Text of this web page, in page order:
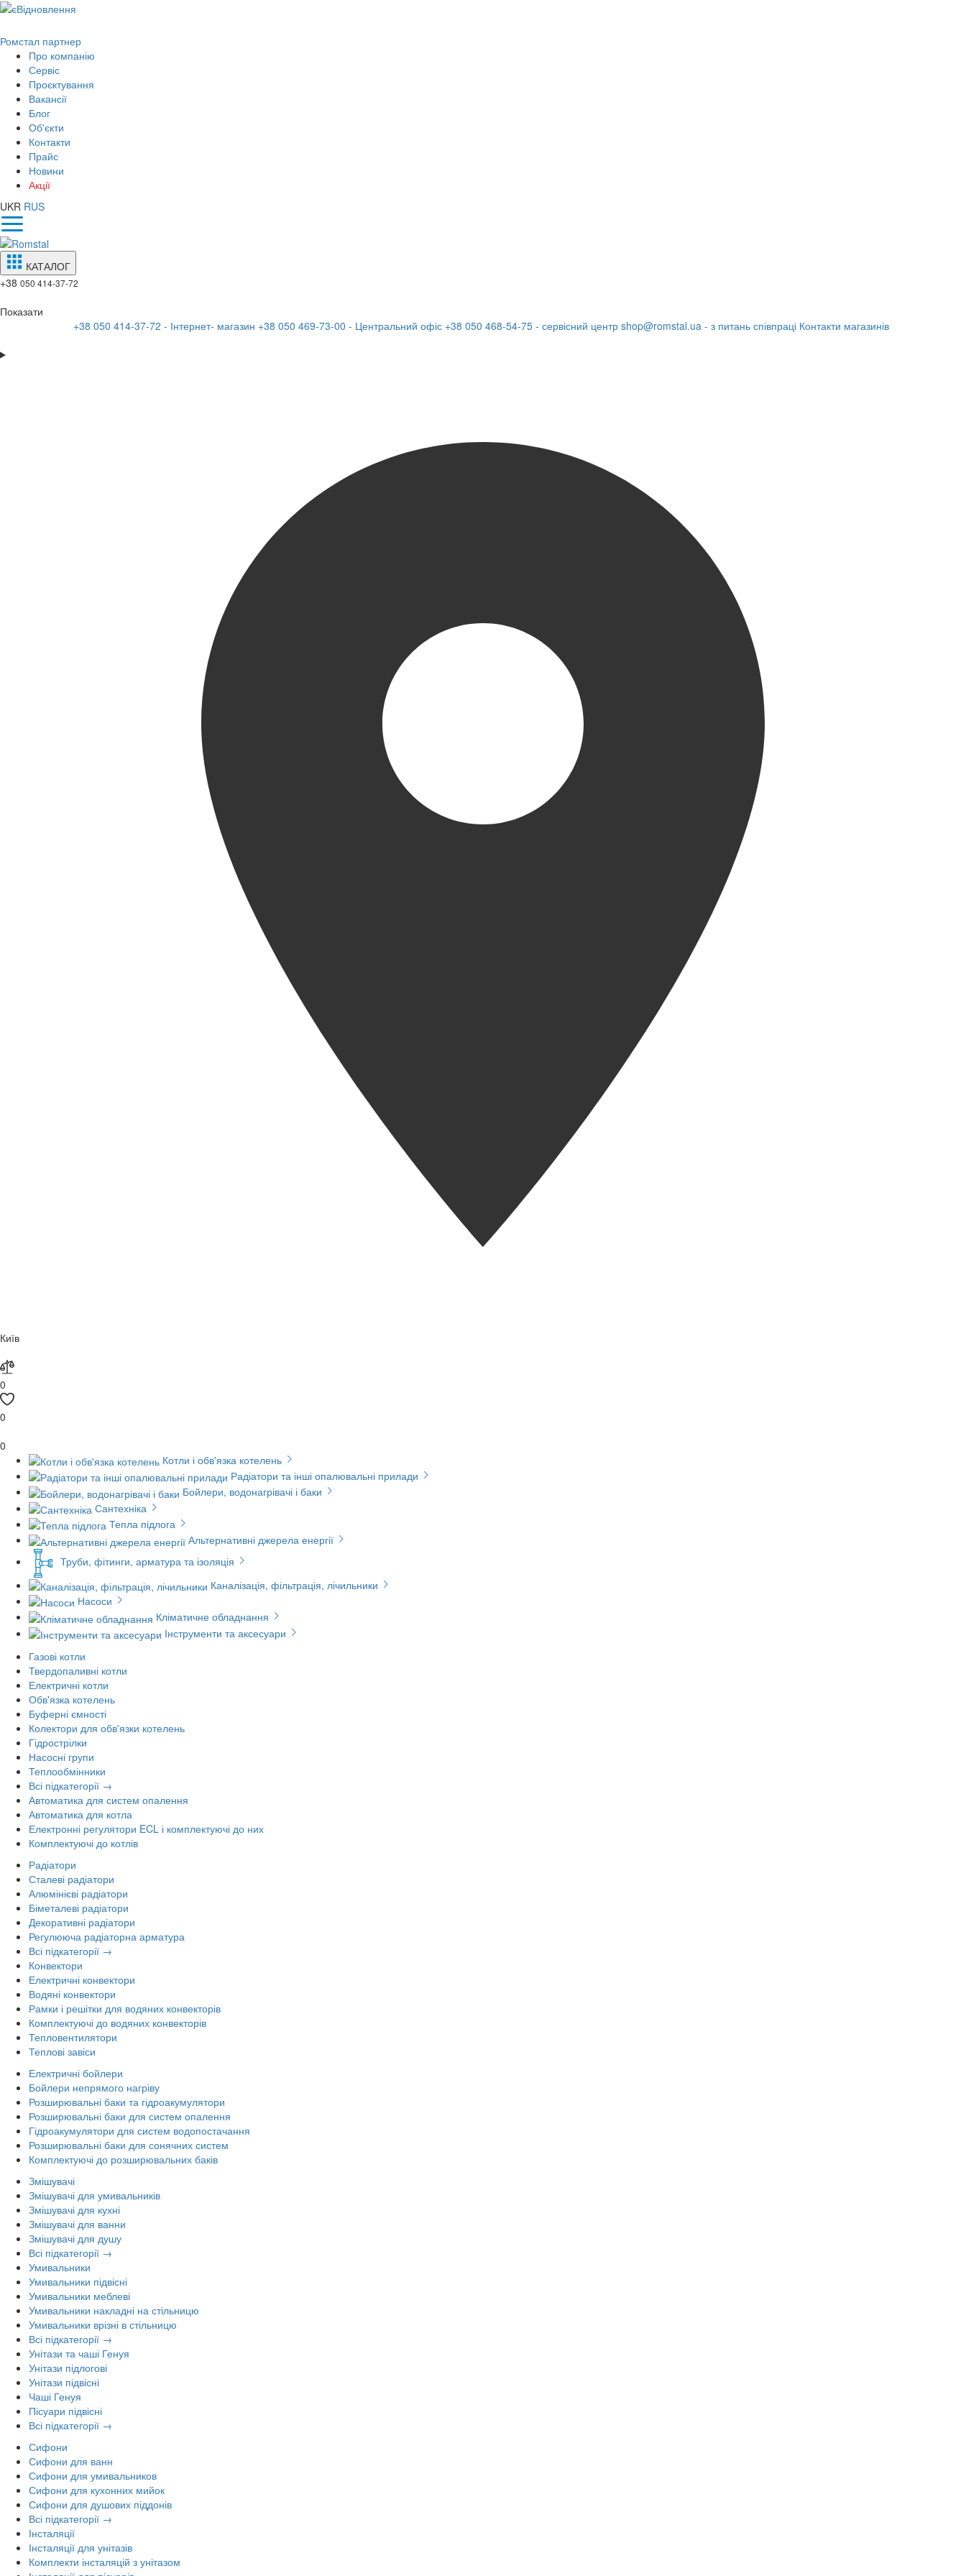
Ромстал партнер
Про компанію
Сервіс
Проєктування
Вакансії
Блог
Об'єкти
Контакти
Прайс
Новини
Акції
UKR RUS
КАТАЛОГ
+38 050 414-37-72
Показати
+38 050 414-37-72 - Інтернет- магазин +38 050 469-73-00 - Центральний офіс +38 050 468-54-75 - сервісний центр shop@romstal.ua - з питань співпраці Контакти магазинів
Київ
0
0
0
Котли і обв'язка котелень
Радіатори та інші опалювальні прилади
Бойлери, водонагрівачі і баки
Сантехніка
Тепла підлога
Альтернативні джерела енергії
Труби, фітинги, арматура та ізоляція
Каналізація, фільтрація, лічильники
Насоси
Кліматичне обладнання
Інструменти та аксесуари
Газові котли
Твердопаливні котли
Електричні котли
Обв'язка котелень
Буферні ємності
Колектори для обв'язки котелень
Гідрострілки
Насосні групи
Теплообмінники
Всі підкатегорії →
Автоматика для систем опалення
Автоматика для котла
Електронні регулятори ECL і комплектуючі до них
Комплектуючі до котлів
Радіатори
Сталеві радіатори
Алюмінієві радіатори
Біметалеві радіатори
Декоративні радіатори
Регулююча радіаторна арматура
Всі підкатегорії →
Конвектори
Електричні конвектори
Водяні конвектори
Рамки і решітки для водяних конвекторів
Комплектуючі до водяних конвекторів
Тепловентилятори
Теплові завіси
Електричні бойлери
Бойлери непрямого нагріву
Розширювальні баки та гідроакумулятори
Розширювальні баки для систем опалення
Гідроакумулятори для систем водопостачання
Розширювальні баки для сонячних систем
Комплектуючі до розширювальних баків
Змішувачі
Змішувачі для умивальників
Змішувачі для кухні
Змішувачі для ванни
Змішувачі для душу
Всі підкатегорії →
Умивальники
Умивальники підвісні
Умивальники меблеві
Умивальники накладні на стільницю
Умивальники врізні в стільницю
Всі підкатегорії →
Унітази та чаші Генуя
Унітази підлогові
Унітази підвісні
Чаші Генуя
Пісуари підвісні
Всі підкатегорії →
Сифони
Сифони для ванн
Сифони для умивальников
Сифони для кухонних мийок
Сифони для душових піддонів
Всі підкатегорії →
Інсталяції
Інсталяції для унітазів
Комплекти інсталяцій з унітазом